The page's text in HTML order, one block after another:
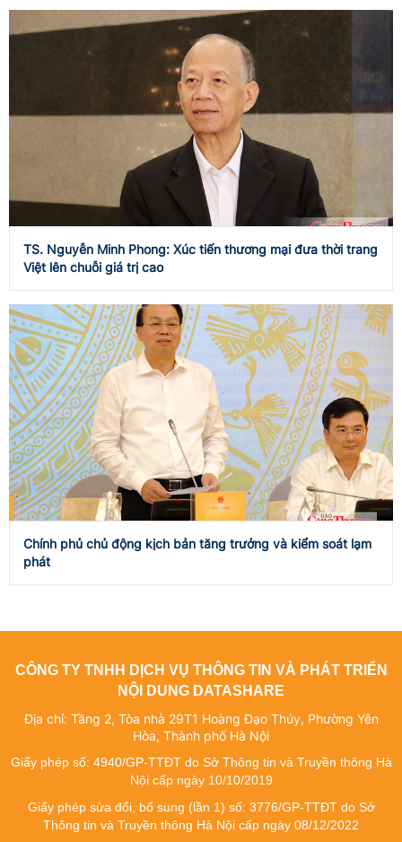
TS. Nguyễn Minh Phong: Xúc tiến thương mại đưa thời trang
Việt lên chuỗi giá trị cao
Chính phủ chủ động kịch bản tăng trưởng và kiểm soát lạm
phát
CÔNG TY TNHH DỊCH VỤ THÔNG TIN VÀ PHÁT TRIỂN
NỘI DUNG DATASHARE
Địa chỉ: Tầng 2, Tòa nhà 29T1 Hoàng Đạo Thúy, Phường Yên
Hòa, Thành phố Hà Nội
Giấy phép số: 4940/GP-TTĐT do Sở Thông tin và Truyền thông Hà
Nội cấp ngày 10/10/2019
Giấy phép sửa đổi, bổ sung (lần 1) số: 3776/GP-TTĐT do Sở
Thông tin và Truyền thông Hà Nội cấp ngày 08/12/2022